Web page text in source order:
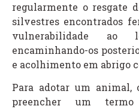
regularmente o resgate
silvestres encontrados
vulnerabilidade ao
encaminhando-os
e acolhimento em abrigo
Para adotar um animal,
preencher um termo